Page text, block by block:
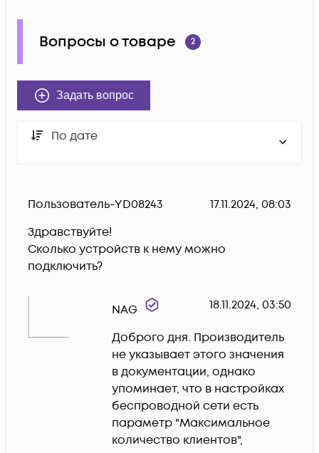
Вопросы о товаре 2
Задать вопрос
По дате
Пользователь-YD08243
17.11.2024, 08:03
Здравствуйте!
Сколько устройств к нему можно
подключить?
NAG 18.11.2024, 03:50
Доброго дня. Производитель
не указывает этого значения
в документации, однако
упоминает, что в настройках
беспроводной сети есть
параметр "Максимальное
количество клиентов",